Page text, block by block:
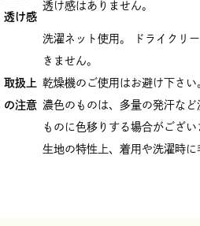
透け感
透け感はありません。
取扱上
の注意
洗濯ネット使用。 ドライクリ
きません。
乾燥機のご使用はお避け下さい
濃色のものは、多量の発汗な
ものに色移りする場合がござい
生地の特性上、着用や洗濯時に